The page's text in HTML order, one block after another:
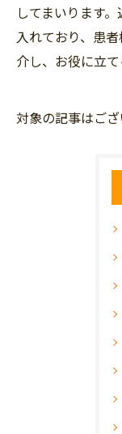
してまいります
入れており、患
介し、お役に立て
対象の記事はご